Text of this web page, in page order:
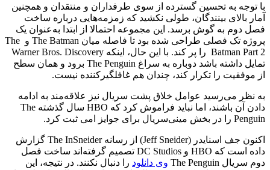
با توجه به تحسین گسترده از سوی طرفداران و منتقدان و همچنین
آمار بالای بینندگان، طولی نکشید که زمزمه‌هایی درباره ساخت
فصل دوم به گوش برسد. این مجموعه احتمالا از ابتدا به‌عنوان یک
پروژه تک‌ فصلی طراحی شده بود تا فاصله میان The Batman و The
Batman Part 2 را پر کند. با این حال، اینکه Warner Bros. Discovery
تمایل داشته باشد دوباره به سراغ The Penguin برود و همان سطح
از موفقیت را تکرار کند، چندان هم غافلگیرکننده نیست.
به نظر می‌رسید عوامل خلاق پشت سریال نیز علاقه‌مند به ادامه
دادن آن باشند، اما نباید فراموش کرد که HBO سال گذشته The
Penguin را در بخش مینی‌سریال برای جوایز امی ثبت کرد.
اکنون جف اسنایدر (Jeff Sneider) از رسانه The InSneider گزارش
داده است که HBO و DC Studios تصمیم گرفته‌اند ساخت فصل
دوم سریال The Penguin
وی دانلود را دنبال نکنند. در نتیجه، این